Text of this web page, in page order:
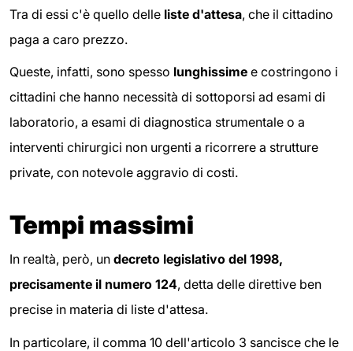
Tra di essi c'è quello delle liste d'attesa, che il cittadino
paga a caro prezzo.
Queste, infatti, sono spesso lunghissime e costringono i
cittadini che hanno necessità di sottoporsi ad esami di
laboratorio, a esami di diagnostica strumentale o a
interventi chirurgici non urgenti a ricorrere a strutture
private, con notevole aggravio di costi.
Tempi massimi
In realtà, però, un decreto legislativo del 1998,
precisamente il numero 124, detta delle direttive ben
precise in materia di liste d'attesa.
In particolare, il comma 10 dell'articolo 3 sancisce che le